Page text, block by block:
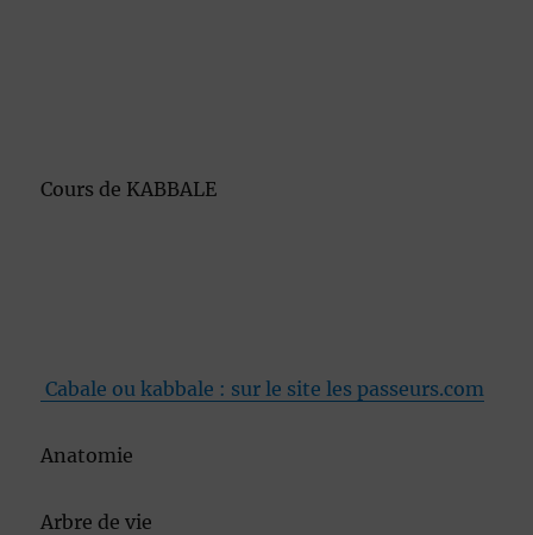
Cours de KABBALE
Cabale ou kabbale : sur le site les passeurs.com
Anatomie
Arbre de vie